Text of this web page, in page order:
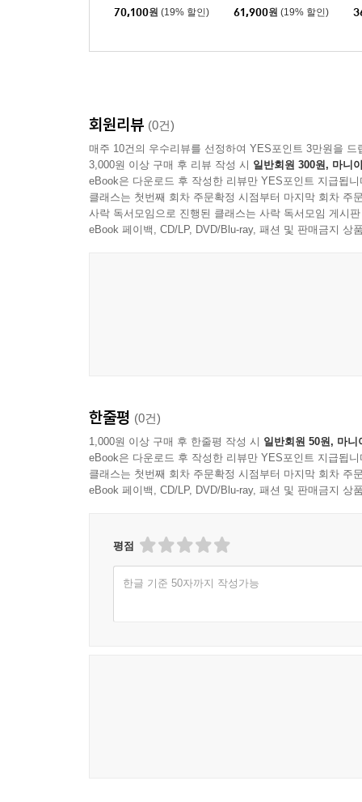
ees 1960) [2LP]
70,100원 (19% 할인)
Experience) [옐로우 &
레드 컬러 2LP]
61,900원 (19% 할인)
회원리뷰 (0건)
매주 10건의 우수리뷰를 선정하여 YES포인트 3만원을 드
3,000원 이상 구매 후 리뷰 작성 시 일반회원 300원, 마니
eBook은 다운로드 후 작성한 리뷰만 YES포인트 지급됩니
클래스는 첫번째 회차 주문확정 시점부터 마지막 회차 주
사락 독서모임으로 진행된 클래스는 사락 독서모임 게시
eBook 페이백, CD/LP, DVD/Blu-ray, 패션 및 판매금지 상
한줄평 (0건)
1,000원 이상 구매 후 한줄평 작성 시 일반회원 50원, 마니
eBook은 다운로드 후 작성한 리뷰만 YES포인트 지급됩니
클래스는 첫번째 회차 주문확정 시점부터 마지막 회차 주
eBook 페이백, CD/LP, DVD/Blu-ray, 패션 및 판매금지 상
평점
한글 기준 50자까지 작성가능